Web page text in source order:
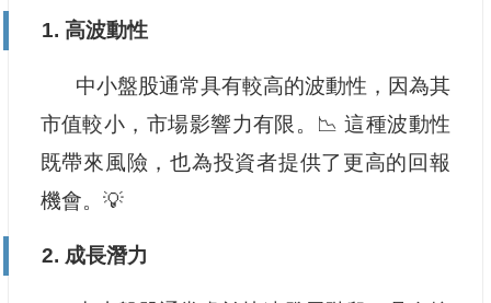
1. 高波動性
中小盤股通常具有較高的波動性，因為其
市值較小，市場影響力有限。📉 這種波動性
既帶來風險，也為投資者提供了更高的回報
機會。💡
2. 成長潛力